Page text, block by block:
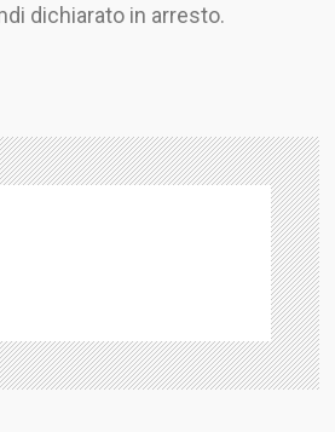
dichiarato in arresto.